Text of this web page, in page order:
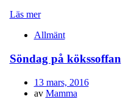
Läs mer
Allmänt
Söndag på kökssoffan
Publicerad
den
13 mars, 2016
av Mamma